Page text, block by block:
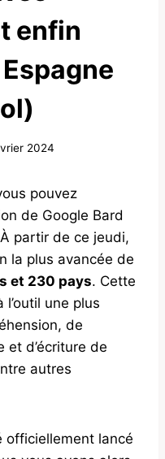
enfin
2024
pouvez
de Google Bard
partir de ce jeudi,
la plus avancée de
et 230 pays. Cette
une plus
de
et d’écriture de
autres
officiellement lancé